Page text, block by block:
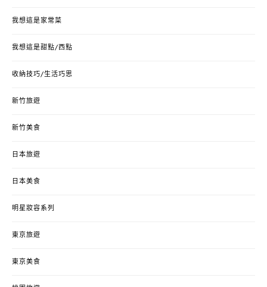
我想這是家常菜
我想這是甜點/西點
收納技巧/生活巧思
新竹旅遊
新竹美食
日本旅遊
日本美食
明星妝容系列
東京旅遊
東京美食